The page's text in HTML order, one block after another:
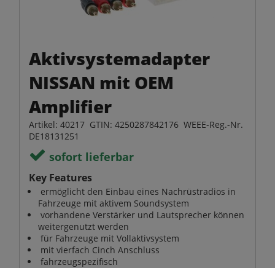
Aktivsystemadapter
NISSAN mit OEM
Amplifier
Artikel: 40217 GTIN: 4250287842176 WEEE-Reg.-Nr.
DE18131251
sofort lieferbar
Key Features
ermöglicht den Einbau eines Nachrüstradios in
Fahrzeuge mit aktivem Soundsystem
vorhandene Verstärker und Lautsprecher können
weitergenutzt werden
für Fahrzeuge mit Vollaktivsystem
mit vierfach Cinch Anschluss
fahrzeugspezifisch